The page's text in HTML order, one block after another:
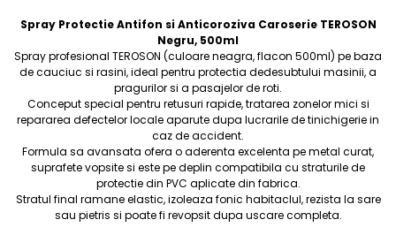
Pistol de Lipit
Polizoare
Pompe Combustibil
Prelungitoare
Protectia muncii
Scule Pneumatice
Slefuitoare
Suport auto
Spray Protectie Antifon si Anticoroziva Caroserie TEROSON
Negru, 500ml
Spray profesional TEROSON (culoare neagra, flacon 500ml) pe baza
de cauciuc si rasini, ideal pentru protectia dedesubtului masinii, a
pragurilor si a pasajelor de roti.
Conceput special pentru retusuri rapide, tratarea zonelor mici si
repararea defectelor locale aparute dupa lucrarile de tinichigerie in
caz de accident.
Formula sa avansata ofera o aderenta excelenta pe metal curat,
suprafete vopsite si este pe deplin compatibila cu straturile de
protectie din PVC aplicate din fabrica.
Stratul final ramane elastic, izoleaza fonic habitaclul, rezista la sare
sau pietris si poate fi revopsit dupa uscare completa.